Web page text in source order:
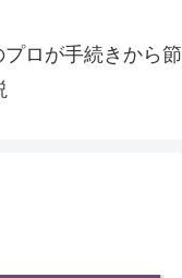
プロが手続きから節